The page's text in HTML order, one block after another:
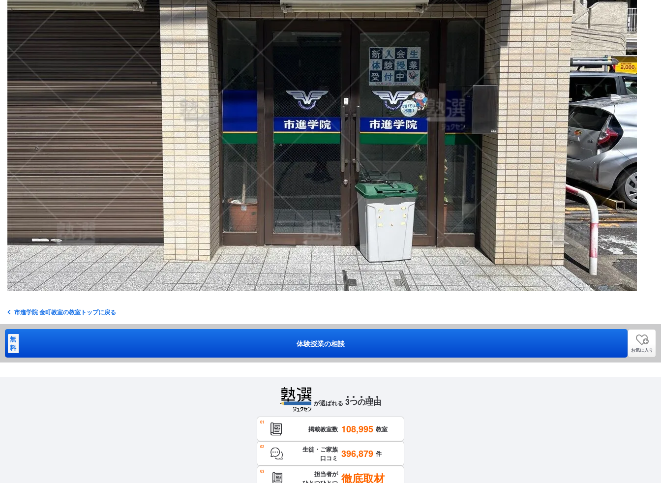
市進学院 金町教室の教室トップに戻る
無
料
体験授業の相談
お気に入り
が選ばれる 3つの理由
掲載教室数 108,995 教室
生徒・ご家族
口コミ 396,879 件
担当者が 徹底取材